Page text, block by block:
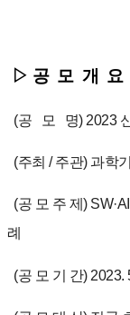
▷ 공 모 개 요
(공 모 명) 2023
(주최 / 주관) 과학
(공 모 주 제)
례
(공 모 기 간) 2023.